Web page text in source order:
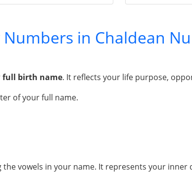
Numbers in Chaldean
full birth name. It reflects your life purpose,
of your full name.
the vowels in your name. It represents your